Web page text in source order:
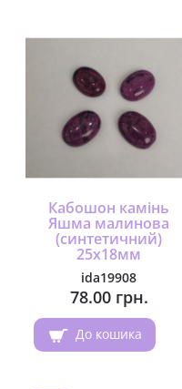
Кабошон камінь
Яшма малинова
(синтетичний)
25х18мм
ida19908
78.00 грн.
До кошика